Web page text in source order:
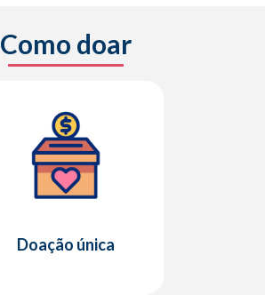
Como doar
Doação única